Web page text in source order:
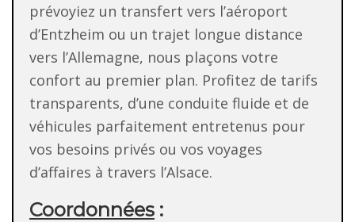
prévoyiez un transfert vers l’aéroport
d’Entzheim ou un trajet longue distance
vers l’Allemagne, nous plaçons votre
confort au premier plan. Profitez de tarifs
transparents, d’une conduite fluide et de
véhicules parfaitement entretenus pour
vos besoins privés ou vos voyages
d’affaires à travers l’Alsace.
Coordonnées :